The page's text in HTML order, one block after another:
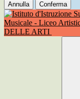
Annulla Conferma
Musicale - Liceo
DELLE ARTI